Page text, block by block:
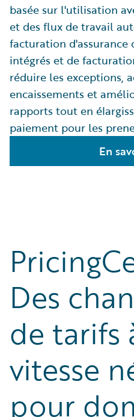
basée sur l'utilisation
et des flux de travail
facturation d'assurance
intégrés et de
réduire les exceptions,
encaissements et
rapports tout en
paiement pour les
En
Des
de tarifs
vitesse
pour